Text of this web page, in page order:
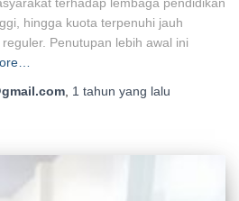
terhadap lembaga pendidikan
hingga kuota terpenuhi jauh
Penutupan lebih awal ini
, 1 tahun yang lalu